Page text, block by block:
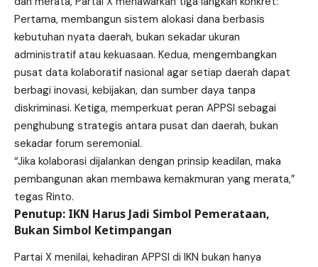
Pertama, membangun sistem alokasi dana berbasis
kebutuhan nyata daerah, bukan sekadar ukuran
administratif atau kekuasaan. Kedua, mengembangkan
pusat data kolaboratif nasional agar setiap daerah dapat
berbagi inovasi, kebijakan, dan sumber daya tanpa
diskriminasi. Ketiga, memperkuat peran APPSI sebagai
penghubung strategis antara pusat dan daerah, bukan
sekadar forum seremonial.
“Jika kolaborasi dijalankan dengan prinsip keadilan, maka
pembangunan akan membawa kemakmuran yang merata,”
tegas Rinto.
Penutup: IKN Harus Jadi Simbol Pemerataan,
Bukan Simbol Ketimpangan
Partai X menilai, kehadiran APPSI di IKN bukan hanya